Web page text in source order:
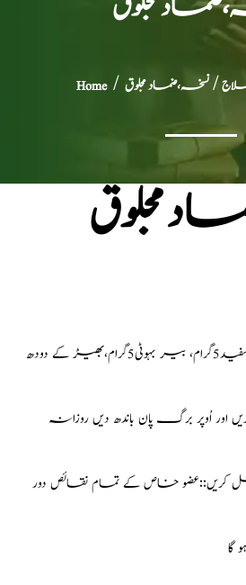
Home/ / نسخہ،ضماد مجلوق
مجلوق
نسخہ الشفاء: رائی5گرام،تل سفید5گرام، بیر بہوٹی5گرام،بھیڑ کے دودھ
کریں اور اُوپر برگ پان باندھ دیں روزانہ
خاص کے تمام نقائص دور
گا